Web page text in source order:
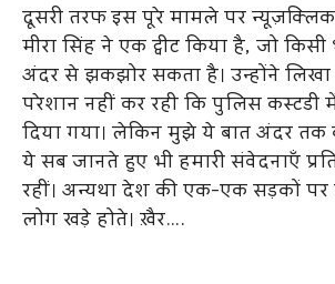
दूसरी तरफ इस पूरे मामले पर न्यूज़क्लिक
मीरा सिंह ने एक ट्वीट किया है, जो
अंदर से झकझोर सकता है। उन्होंने
परेशान नहीं कर रही कि पुलिस कस्टडी
दिया गया। लेकिन मुझे ये बात अंदर तक
ये सब जानते हुए भी हमारी संवेदनाएँ
रहीं। अन्यथा देश की एक-एक सड़कों पर
लोग खड़े होते। ख़ैर….